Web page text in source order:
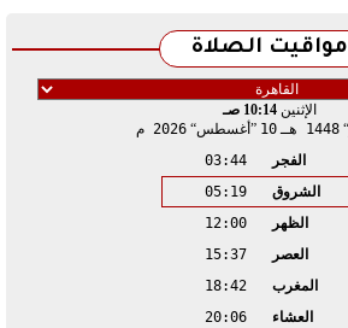
مواقيت الصلاة
الإثنين 10:14 صـ
1448 هـ 10 أغسطس 2026 م
الفجر
03:44
الشروق
05:19
الظهر
12:00
العصر
15:37
المغرب
18:42
العشاء
20:06